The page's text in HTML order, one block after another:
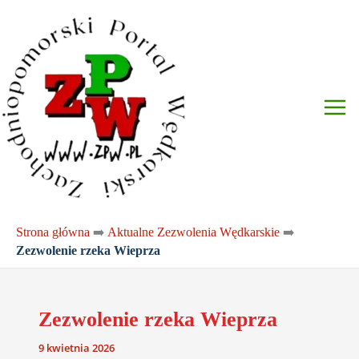
treści
Strona główna ➡️ Aktualne Zezwolenia Wędkarskie ➡️
Zezwolenie rzeka Wieprza
Zezwolenie rzeka Wieprza
9 kwietnia 2026